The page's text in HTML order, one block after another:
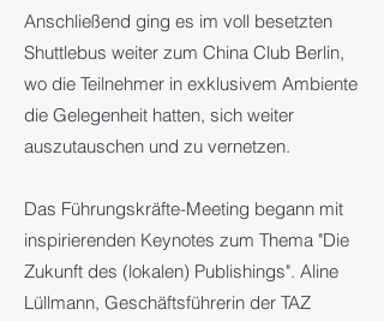
Anschließend ging es im voll besetzten
Shuttlebus weiter zum China Club Berlin,
wo die Teilnehmer in exklusivem Ambiente
die Gelegenheit hatten, sich weiter
auszutauschen und zu vernetzen.
Das Führungskräfte-Meeting begann mit
inspirierenden Keynotes zum Thema "Die
Zukunft des (lokalen) Publishings". Aline
Lüllmann, Geschäftsführerin der TAZ